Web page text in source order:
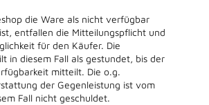
die Ware als nicht verfügbar
entfallen die Mitteilungspflicht und
für den Käufer. Die
in diesem Fall als gestundet, bis der
mitteilt. Die o.g.
der Gegenleistung ist vom
Fall nicht geschuldet.